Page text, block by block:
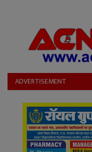
Language
English Hiindi
ADVERTISEMENT